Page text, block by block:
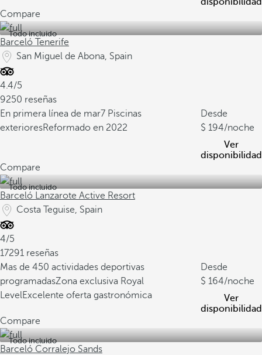
Compare
Todo incluido
Barceló Tenerife
San Miguel de Abona, Spain
4.4/5
9250 reseñas
En primera línea de mar7 Piscinas
exterioresReformado en 2022
Desde
194/noche
Ver
disponibilidad
Compare
Todo incluido
Barceló Lanzarote Active Resort
Costa Teguise, Spain
4/5
17291 reseñas
Mas de 450 actividades deportivas
programadasZona exclusiva Royal
LevelExcelente oferta gastronómica
Desde
164/noche
Ver
disponibilidad
Compare
Todo incluido
Barceló Corralejo Sands